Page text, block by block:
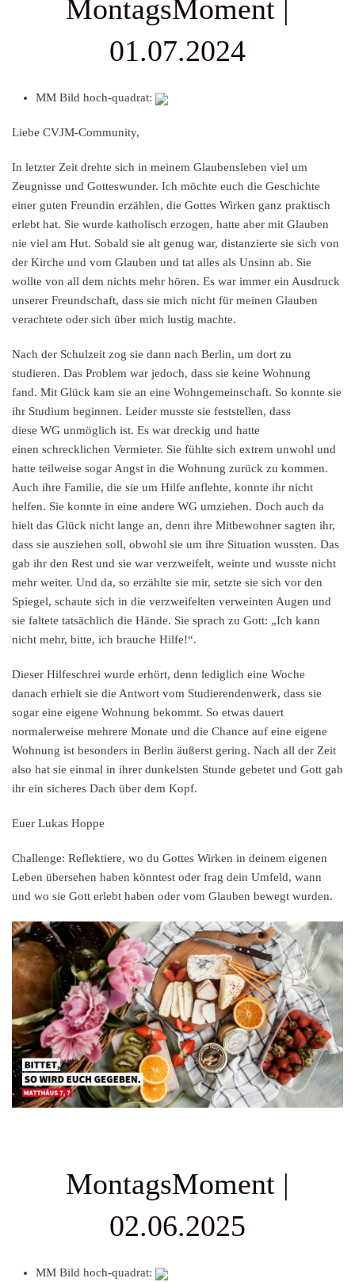
MontagsMoment |
01.07.2024
MM Bild hoch-quadrat:
Liebe CVJM-Community,
In letzter Zeit drehte sich in meinem Glaubensleben viel um
Zeugnisse und Gotteswunder. Ich möchte euch die Geschichte
einer guten Freundin erzählen, die Gottes Wirken ganz praktisch
erlebt hat. Sie wurde katholisch erzogen, hatte aber mit Glauben
nie viel am Hut. Sobald sie alt genug war, distanzierte sie sich von
der Kirche und vom Glauben und tat alles als Unsinn ab. Sie
wollte von all dem nichts mehr hören. Es war immer ein Ausdruck
unserer Freundschaft, dass sie mich nicht für meinen Glauben
verachtete oder sich über mich lustig machte.
Nach der Schulzeit zog sie dann nach Berlin, um dort zu
studieren. Das Problem war jedoch, dass sie keine Wohnung
fand. Mit Glück kam sie an eine Wohngemeinschaft. So konnte sie
ihr Studium beginnen. Leider musste sie feststellen, dass
diese WG unmöglich ist. Es war dreckig und hatte
einen schrecklichen Vermieter. Sie fühlte sich extrem unwohl und
hatte teilweise sogar Angst in die Wohnung zurück zu kommen.
Auch ihre Familie, die sie um Hilfe anflehte, konnte ihr nicht
helfen. Sie konnte in eine andere WG umziehen. Doch auch da
hielt das Glück nicht lange an, denn ihre Mitbewohner sagten ihr,
dass sie ausziehen soll, obwohl sie um ihre Situation wussten. Das
gab ihr den Rest und sie war verzweifelt, weinte und wusste nicht
mehr weiter. Und da, so erzählte sie mir, setzte sie sich vor den
Spiegel, schaute sich in die verzweifelten verweinten Augen und
sie faltete tatsächlich die Hände. Sie sprach zu Gott: „Ich kann
nicht mehr, bitte, ich brauche Hilfe!“.
Dieser Hilfeschrei wurde erhört, denn lediglich eine Woche
danach erhielt sie die Antwort vom Studierendenwerk, dass sie
sogar eine eigene Wohnung bekommt. So etwas dauert
normalerweise mehrere Monate und die Chance auf eine eigene
Wohnung ist besonders in Berlin äußerst gering. Nach all der Zeit
also hat sie einmal in ihrer dunkelsten Stunde gebetet und Gott gab
ihr ein sicheres Dach über dem Kopf.
Euer Lukas Hoppe
Challenge: Reflektiere, wo du Gottes Wirken in deinem eigenen
Leben übersehen haben könntest oder frag dein Umfeld, wann
und wo sie Gott erlebt haben oder vom Glauben bewegt wurden.
MontagsMoment |
02.06.2025
MM Bild hoch-quadrat: